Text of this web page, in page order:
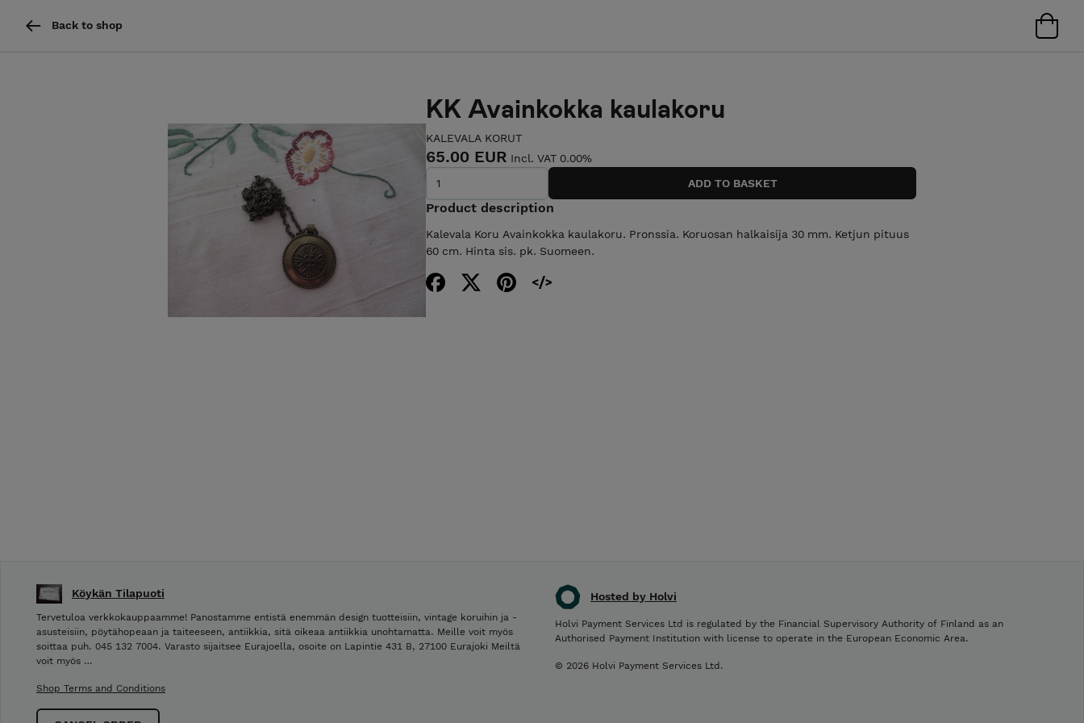
Back to shop
KK Avainkokka kaulakoru
KALEVALA KORUT
65.00 EUR Incl. VAT 0.00%
Product description
Kalevala Koru Avainkokka kaulakoru. Pronssia. Koruosan halkaisija 30 mm. Ketjun pituus
60 cm. Hinta sis. pk. Suomeen.
Hosted by Holvi
Holvi Payment Services Ltd is regulated by the Financial Supervisory Authority of Finland as an
Authorised Payment Institution with license to operate in the European Economic Area.
© 2026 Holvi Payment Services Ltd.
Köykän Tilapuoti
Tervetuloa verkkokauppaamme! Panostamme entistä enemmän design tuotteisiin, vintage koruihin ja -
asusteisiin, pöytähopeaan ja taiteeseen, antiikkia, sitä oikeaa antiikkia unohtamatta. Meille voit myös
soittaa puh. 045 132 7004. Varasto sijaitsee Eurajoella, osoite on Lapintie 431 B, 27100 Eurajoki Meiltä
voit myös …
Shop Terms and Conditions